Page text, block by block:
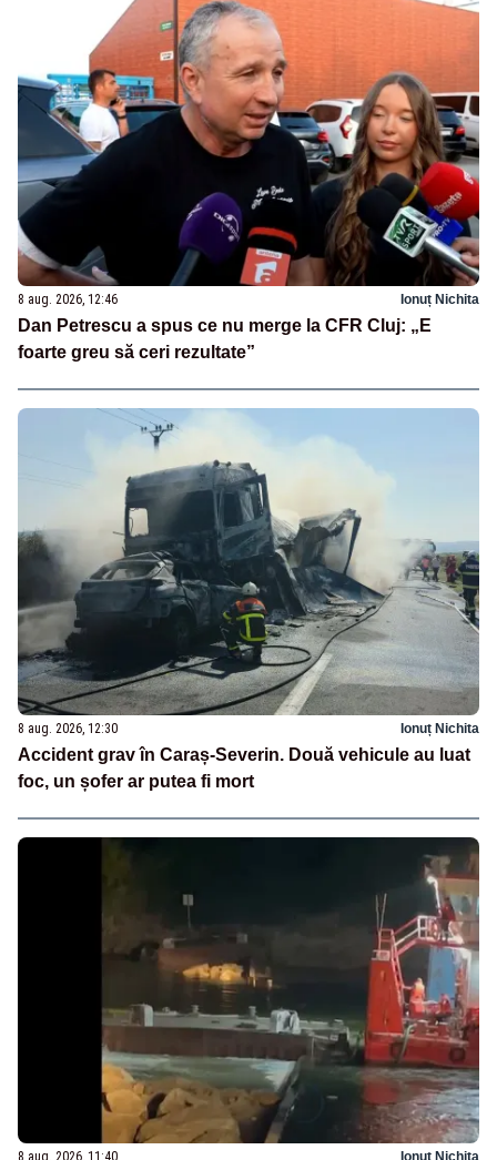
8 aug. 2026, 12:46 Ionuț Nichita
Dan Petrescu a spus ce nu merge la CFR Cluj: „E
foarte greu să ceri rezultate”
8 aug. 2026, 12:30 Ionuț Nichita
Accident grav în Caraș-Severin. Două vehicule au luat
foc, un șofer ar putea fi mort